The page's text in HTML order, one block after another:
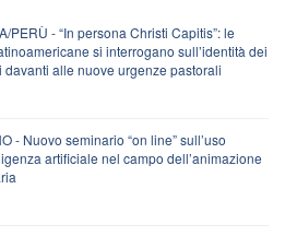
PERÙ - “In persona Christi Capitis”: le
si interrogano sull’identità dei
davanti alle nuove urgenze pastorali
- Nuovo seminario “on line” sull’uso
artificiale nel campo dell’animazione